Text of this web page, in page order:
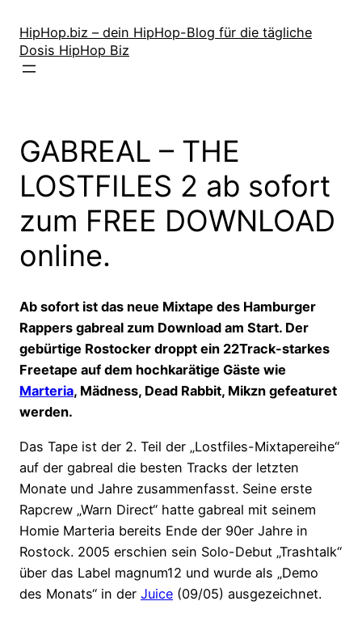
Inhalt
springen
HipHop.biz – dein HipHop-Blog für die tägliche
Dosis HipHop Biz
GABREAL – THE
LOSTFILES 2 ab sofort
zum FREE DOWNLOAD
online.
Ab sofort ist das neue Mixtape des Hamburger
Rappers gabreal zum Download am Start. Der
gebürtige Rostocker droppt ein 22Track-starkes
Freetape auf dem hochkarätige Gäste wie
Marteria, Mädness, Dead Rabbit, Mikzn gefeaturet
werden.
Das Tape ist der 2. Teil der „Lostfiles-Mixtapereihe“
auf der gabreal die besten Tracks der letzten
Monate und Jahre zusammenfasst. Seine erste
Rapcrew „Warn Direct“ hatte gabreal mit seinem
Homie Marteria bereits Ende der 90er Jahre in
Rostock. 2005 erschien sein Solo-Debut „Trashtalk“
über das Label magnum12 und wurde als „Demo
des Monats“ in der Juice (09/05) ausgezeichnet.